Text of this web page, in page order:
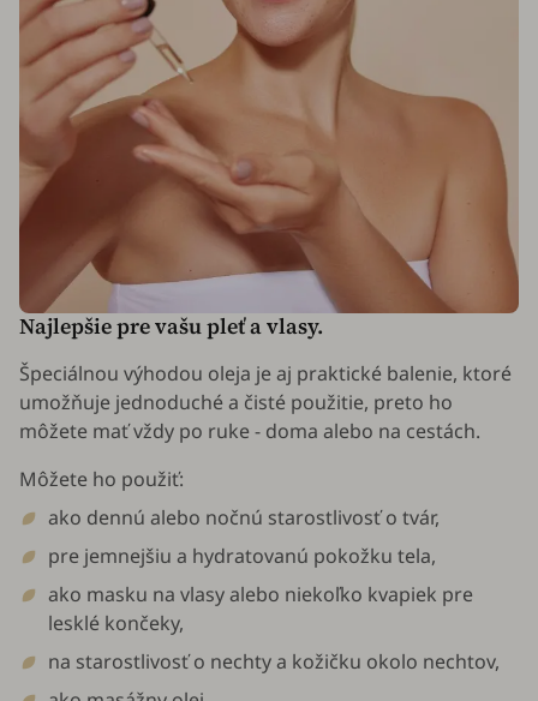
Najlepšie pre vašu pleť a vlasy.
Špeciálnou výhodou oleja je aj praktické balenie, ktoré
umožňuje jednoduché a čisté použitie, preto ho
môžete mať vždy po ruke - doma alebo na cestách.
Môžete ho použiť:
ako dennú alebo nočnú starostlivosť o tvár,
pre jemnejšiu a hydratovanú pokožku tela,
ako masku na vlasy alebo niekoľko kvapiek pre
lesklé končeky,
na starostlivosť o nechty a kožičku okolo nechtov,